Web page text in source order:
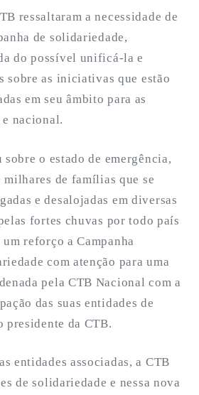
ressaltaram a necessidade de
de solidariedade,
do possível unificá-la e
sobre as iniciativas que estão
em seu âmbito para as
nacional.
o estado de emergência,
de famílias que se
e desalojadas em diversas
fortes chuvas por todo país
um reforço a Campanha
com atenção para uma
pela CTB Nacional com a
das suas entidades de
presidente da CTB.
entidades associadas, a CTB
de solidariedade e nessa nova